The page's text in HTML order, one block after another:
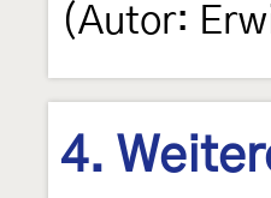
(Autor:
4.